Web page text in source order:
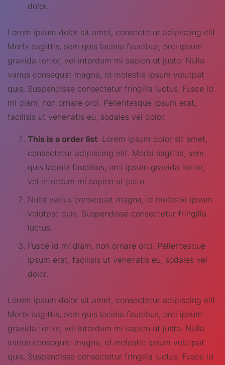
dolor.
Lorem ipsum dolor sit amet, consectetur adipiscing elit.
Morbi sagittis, sem quis lacinia faucibus, orci ipsum
gravida tortor, vel interdum mi sapien ut justo. Nulla
varius consequat magna, id molestie ipsum volutpat
quis. Suspendisse consectetur fringilla luctus. Fusce id
mi diam, non ornare orci. Pellentesque ipsum erat,
facilisis ut venenatis eu, sodales vel dolor.
This is a order list. Lorem ipsum dolor sit amet,
consectetur adipiscing elit. Morbi sagittis, sem
quis lacinia faucibus, orci ipsum gravida tortor,
vel interdum mi sapien ut justo.
Nulla varius consequat magna, id molestie ipsum
volutpat quis. Suspendisse consectetur fringilla
luctus.
Fusce id mi diam, non ornare orci. Pellentesque
ipsum erat, facilisis ut venenatis eu, sodales vel
dolor.
Lorem ipsum dolor sit amet, consectetur adipiscing elit.
Morbi sagittis, sem quis lacinia faucibus, orci ipsum
gravida tortor, vel interdum mi sapien ut justo. Nulla
varius consequat magna, id molestie ipsum volutpat
quis. Suspendisse consectetur fringilla luctus. Fusce id